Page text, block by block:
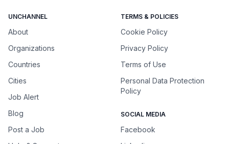
UNCHANNEL
About
Organizations
Countries
Cities
Job Alert
Blog
Post a Job
TERMS & POLICIES
Cookie Policy
Privacy Policy
Terms of Use
Personal Data Protection
Policy
SOCIAL MEDIA
Facebook